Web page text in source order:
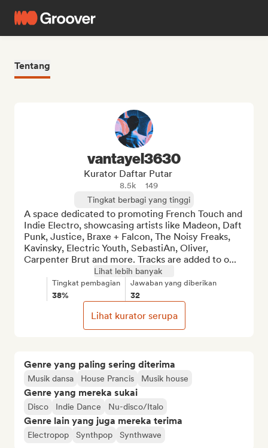
Tentang
Genre yang paling sering diterima
Musik dansa House Prancis Musik house
Genre yang mereka sukai
Disco Indie Dance Nu-disco/Italo
Genre lain yang juga mereka terima
Electropop Synthpop Synthwave
vantayel3630
Kurator Daftar Putar
8.5k
149
Tingkat berbagi yang tinggi
A space dedicated to promoting French Touch and
Indie Electro, showcasing artists like Madeon, Daft
Punk, Justice, Braxe + Falcon, The Noisy Freaks,
Kavinsky, Electric Youth, SebastiAn, Oliver,
Carpenter Brut and more. Tracks are added to o...
Lihat lebih banyak
Tingkat pembagian
38%
Jawaban yang diberikan
32
Lihat kurator serupa